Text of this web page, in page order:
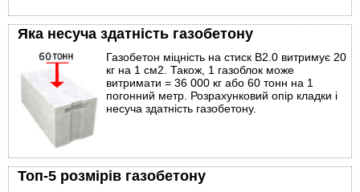
Яка несуча здатність газобетону
Газобетон міцність на стиск B2.0 витримує 20
кг на 1 см2. Також, 1 газоблок може
витримати = 36 000 кг або 60 тонн на 1
погонний метр. Розрахунковий опір кладки і
несуча здатність газобетону.
Топ-5 розмірів газобетону